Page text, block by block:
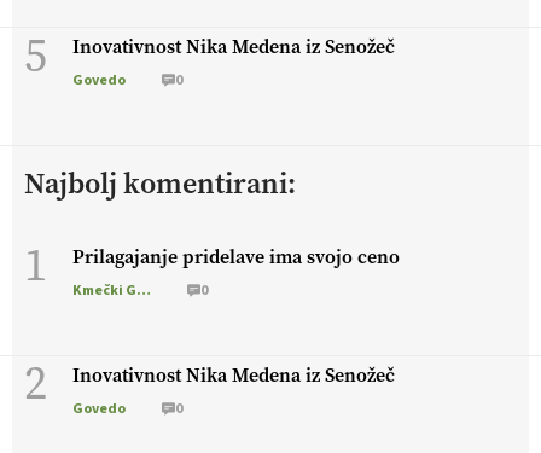
5 Inovativnost Nika Medena iz Senožeč
Govedo 0
Najbolj komentirani:
1 Prilagajanje pridelave ima svojo ceno
Kmečki Glas 0
2 Inovativnost Nika Medena iz Senožeč
Govedo 0